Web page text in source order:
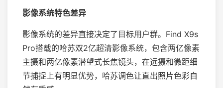
影像系统特色差异
影像系统的差异直接决定了目标用户群。Find X9s
Pro搭载的哈苏双2亿超清影像系统，包含两亿像素
主摄和两亿像素潜望式长焦镜头，在远摄和微距细
节捕捉上有明显优势，哈苏调色让直出照片色彩自